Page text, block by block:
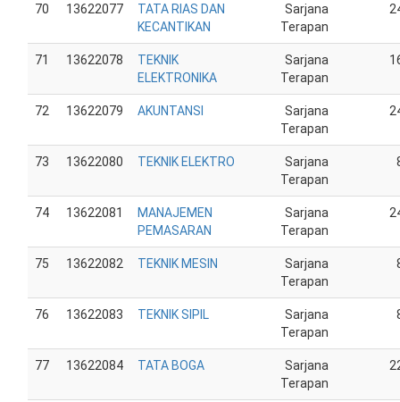
70 13622077
TATA RIAS DAN
KECANTIKAN
Sarjana
Terapan
71 13622078
TEKNIK
ELEKTRONIKA
Sarjana
Terapan
72 13622079 AKUNTANSI
Sarjana
Terapan
73 13622080 TEKNIK ELEKTRO
Sarjana
Terapan
74 13622081
MANAJEMEN
PEMASARAN
Sarjana
Terapan
75 13622082 TEKNIK MESIN
Sarjana
Terapan
76 13622083 TEKNIK SIPIL
Sarjana
Terapan
77 13622084 TATA BOGA
Sarjana
Terapan